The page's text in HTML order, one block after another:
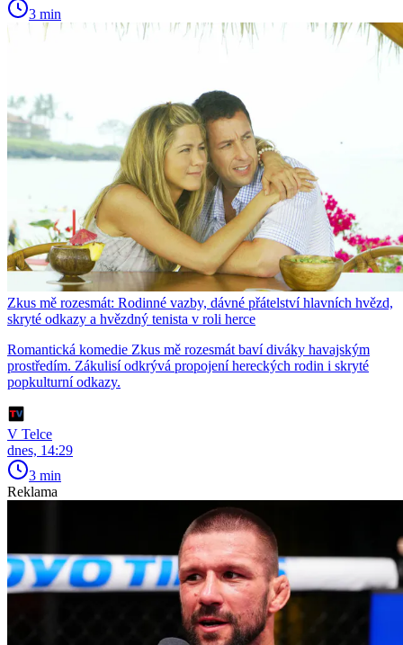
3 min
Zkus mě rozesmát: Rodinné vazby, dávné přátelství hlavních hvězd,
skryté odkazy a hvězdný tenista v roli herce
Romantická komedie Zkus mě rozesmát baví diváky havajským
prostředím. Zákulisí odkrývá propojení hereckých rodin i skryté
popkulturní odkazy.
V Telce
dnes, 14:29
3 min
Reklama